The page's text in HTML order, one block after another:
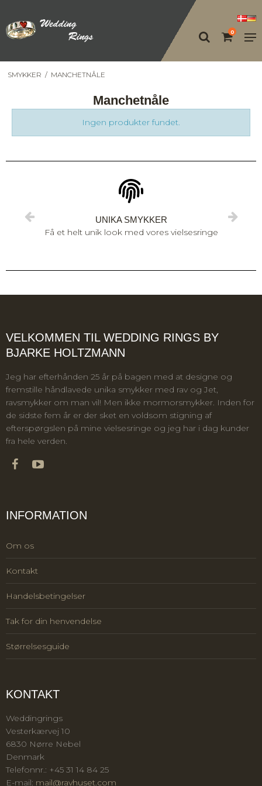
0
SMYKKER / MANCHETNÅLE
Manchetnåle
Ingen produkter fundet.
UNIKA SMYKKER
Få et helt unik look med vores vielsesringe
VELKOMMEN TIL WEDDING RINGS BY
BJARKE HOLTZMANN
Jeg har efterhånden 25 år på bagen med at designe og
fremstille håndlavede unika smykker med rav og Jet,
ravsmykker om man vil! Men ikke mormorsmykker. Inden for
de sidste fem år er der sket en voldsom stigning af
efterspørgslen på mine vielsesringe og jeg har i dag kunder
fra hele verden.
INFORMATION
Om os
Kontakt
Handelsbetingelser
Tak for din henvendelse
Størrelsesguide
KONTAKT
Weddingrings
Vesterkærvej 10
6830 Nørre Nebel
Denmark
Telefonnr.: +45 31 14 84 25
E-mail: mail@ravhuset.com